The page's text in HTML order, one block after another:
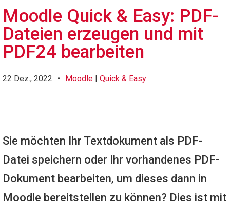
Moodle Quick & Easy: PDF-
Dateien erzeugen und mit
PDF24 bearbeiten
22 Dez., 2022 • Moodle | Quick & Easy
Sie möchten Ihr Textdokument als PDF-
Datei speichern oder Ihr vorhandenes PDF-
Dokument bearbeiten, um dieses dann in
Moodle bereitstellen zu können? Dies ist mit